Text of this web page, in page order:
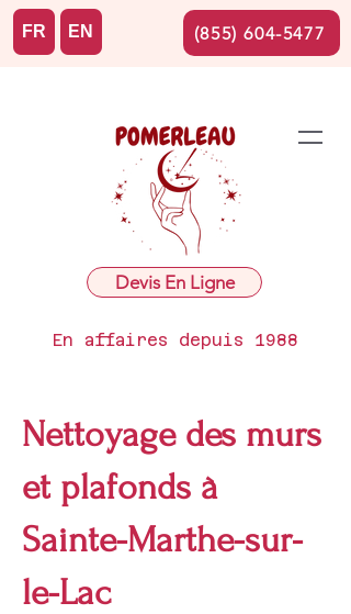
Devis En Ligne
En affaires depuis 1988
FR EN (855) 604-5477
Nettoyage des murs
et plafonds à
Sainte-Marthe-sur-
le-Lac